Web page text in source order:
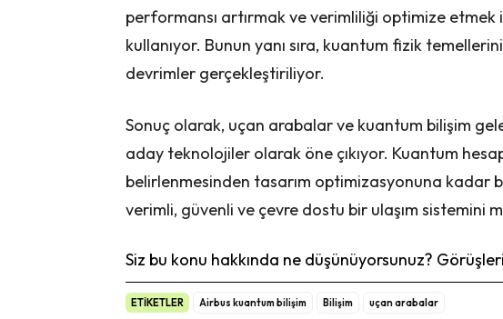
performansı artırmak ve verimliliği optimize etmek
kullanıyor. Bunun yanı sıra, kuantum fizik
devrimler gerçekleştiriliyor.
Sonuç olarak, uçan arabalar ve kuantum bilişim
aday teknolojiler olarak öne çıkıyor. Kuantum
belirlenmesinden tasarım optimizasyonuna kadar
verimli, güvenli ve çevre dostu bir ulaşım sistemini
Siz bu konu hakkında ne düşünüyorsunuz?
ETİKETLER Airbus kuantum bilişim Bilişim uçan arabalar